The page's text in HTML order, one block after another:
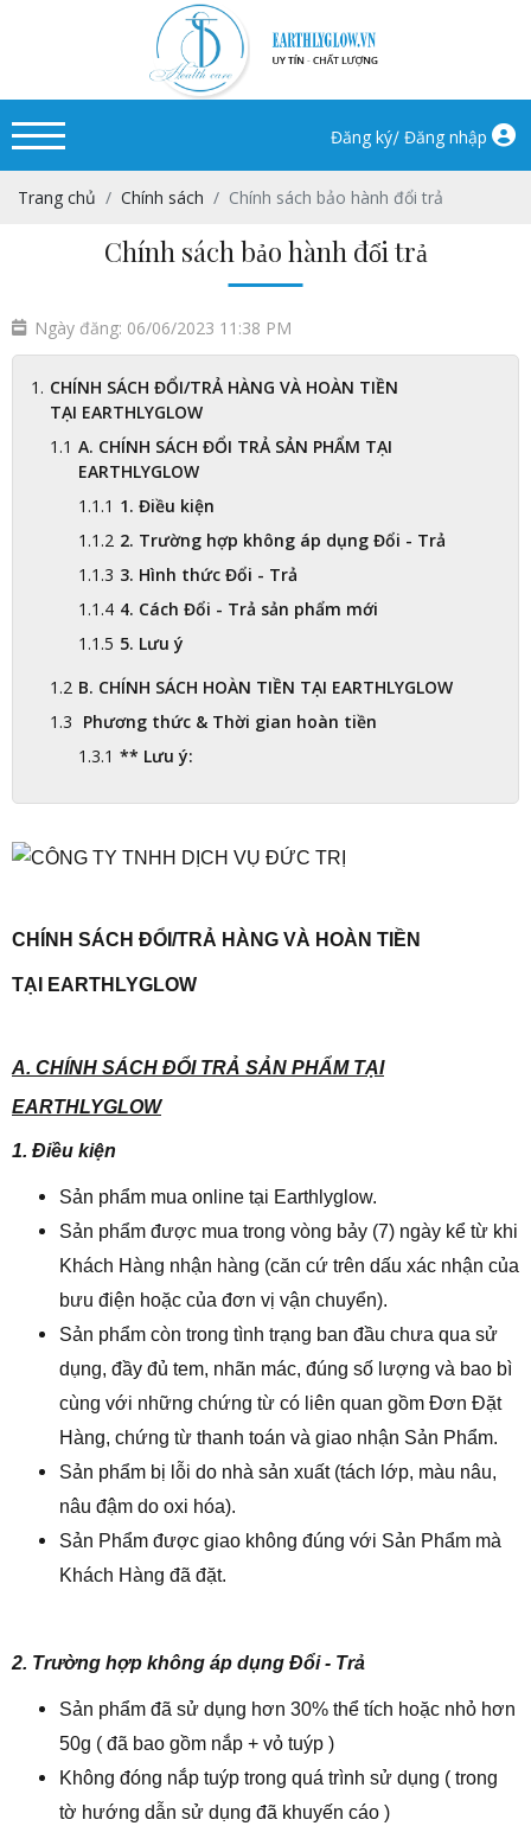
Đăng ký/ Đăng nhập
Trang chủ Chính sách Chính sách bảo hành đổi trả
Chính sách bảo hành đổi trả
Ngày đăng: 06/06/2023 11:38 PM
CHÍNH SÁCH ĐỔI/TRẢ HÀNG VÀ HOÀN TIỀN
TẠI EARTHLYGLOW
A. CHÍNH SÁCH ĐỔI TRẢ SẢN PHẨM TẠI
EARTHLYGLOW
1. Điều kiện
2. Trường hợp không áp dụng Đổi - Trả
3. Hình thức Đổi - Trả
4. Cách Đổi - Trả sản phẩm mới
5. Lưu ý
B. CHÍNH SÁCH HOÀN TIỀN TẠI EARTHLYGLOW
Phương thức & Thời gian hoàn tiền
** Lưu ý:
CHÍNH SÁCH ĐỔI/TRẢ HÀNG VÀ HOÀN TIỀN
TẠI EARTHLYGLOW
A. CHÍNH SÁCH ĐỔI TRẢ SẢN PHẨM TẠI
EARTHLYGLOW
1. Điều kiện
Sản phẩm mua online tại Earthlyglow.
Sản phẩm được mua trong vòng bảy (7) ngày kể từ khi
Khách Hàng nhận hàng (căn cứ trên dấu xác nhận của
bưu điện hoặc của đơn vị vận chuyển).
Sản phẩm còn trong tình trạng ban đầu chưa qua sử
dụng, đầy đủ tem, nhãn mác, đúng số lượng và bao bì
cùng với những chứng từ có liên quan gồm Đơn Đặt
Hàng, chứng từ thanh toán và giao nhận Sản Phẩm.
Sản phẩm bị lỗi do nhà sản xuất (tách lớp, màu nâu,
nâu đậm do oxi hóa).
Sản Phẩm được giao không đúng với Sản Phẩm mà
Khách Hàng đã đặt.
2. Trường hợp không áp dụng Đổi - Trả
Sản phẩm đã sử dụng hơn 30% thể tích hoặc nhỏ hơn
50g ( đã bao gồm nắp + vỏ tuýp )
Không đóng nắp tuýp trong quá trình sử dụng ( trong
tờ hướng dẫn sử dụng đã khuyến cáo )